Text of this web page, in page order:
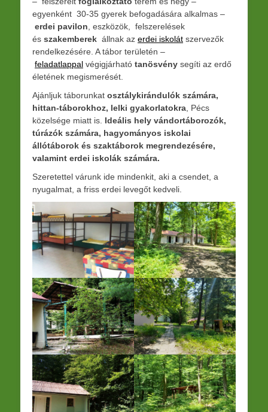
egyenként 30-35 gyerek befogadására alkalmas –
erdei pavilon , eszközök, felszerelések
és szakemberek állnak az erdei iskolát szervezők
rendelkezésére. A tábor területén –
feladatlappal végigjárható tanösvény segíti az erdő
életének megismerését.
Ajánljuk táborunkat osztálykirándulók számára,
hittan-táborokhoz, lelki gyakorlatokra , Pécs
közelsége miatt is. Ideális hely vándortáborozók,
túrázók számára, hagyományos iskolai
állótáborok és szaktáborok megrendezésére,
valamint erdei iskolák számára.
Szeretettel várunk ide mindenkit, aki a csendet, a
nyugalmat, a friss erdei levegőt kedveli.